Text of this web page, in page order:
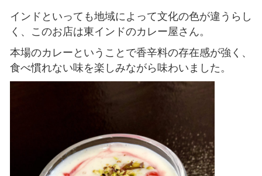
インドといっても地域によって文化の色が違うらし
く、このお店は東インドのカレー屋さん。
本場のカレーということで香辛料の存在感が強く、
食べ慣れない味を楽しみながら味わいました。